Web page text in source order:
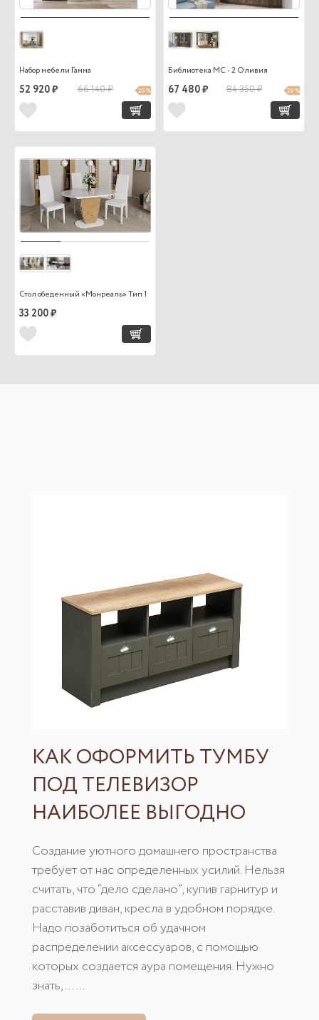
Набор мебели Гамма
52 920 ₽ 66 140 ₽ 20 %
Библиотека МС - 2 Оливия
67 480 ₽ 84 350 ₽ 20 %
Стол обеденный «Монреаль» Тип 1
33 200 ₽
КАК ОФОРМИТЬ ТУМБУ
ПОД ТЕЛЕВИЗОР
НАИБОЛЕЕ ВЫГОДНО
Создание уютного домашнего пространства
требует от нас определенных усилий. Нельзя
считать, что “дело сделано”, купив гарнитур и
расставив диван, кресла в удобном порядке.
Надо позаботиться об удачном
распределении аксессуаров, с помощью
которых создается аура помещения. Нужно
знать, ......